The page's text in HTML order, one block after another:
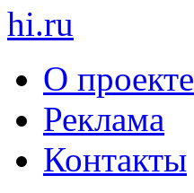
hi.ru
О проекте
Реклама
Контакты